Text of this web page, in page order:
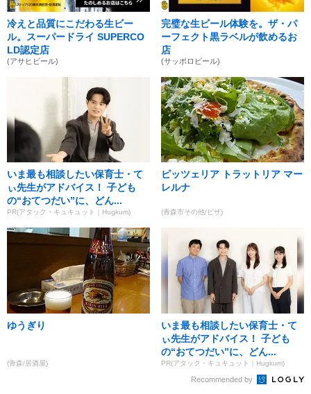
冷えと品質にこだわる生ビー
ル。スーパードライ SUPERCO
LD認定店
(アサヒビール)
完璧な生ビール体験を。ザ・パ
ーフェクト黒ラベルが飲めるお
店
(サッポロビール)
いま最も相談したい保育士・て
ぃ先生がアドバイス！ 子ども
の“おてつだい”に、どん...
PR(アタック・キュキュット｜Hugkum)
ピッツェリア トラットリア マー
レルナ
(青森市その他/ピザ)
ゆうぎり
(青森/居酒屋)
いま最も相談したい保育士・て
ぃ先生がアドバイス！ 子ども
の“おてつだい”に、どん...
PR(アタック・キュキュット｜Hugkum)
Recommended by